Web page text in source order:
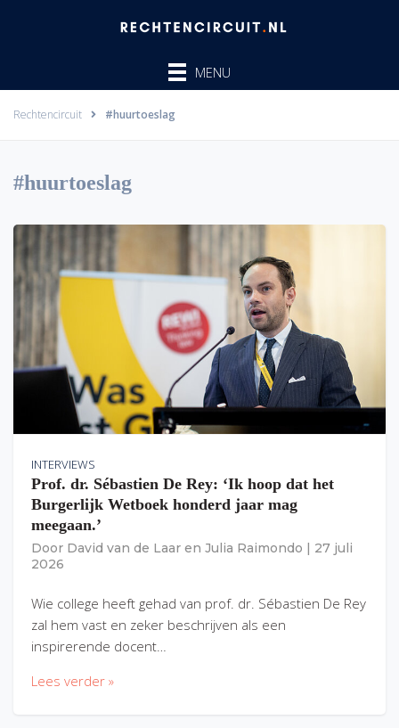
MENU
Rechtencircuit #huurtoeslag
#huurtoeslag
INTERVIEWS
Prof. dr. Sébastien De Rey: ‘Ik hoop dat het
Burgerlijk Wetboek honderd jaar mag
meegaan.’
Door David van de Laar en Julia Raimondo
27 juli
2026
Wie college heeft gehad van prof. dr. Sébastien De Rey
zal hem vast en zeker beschrijven als een
inspirerende docent…
Lees verder »